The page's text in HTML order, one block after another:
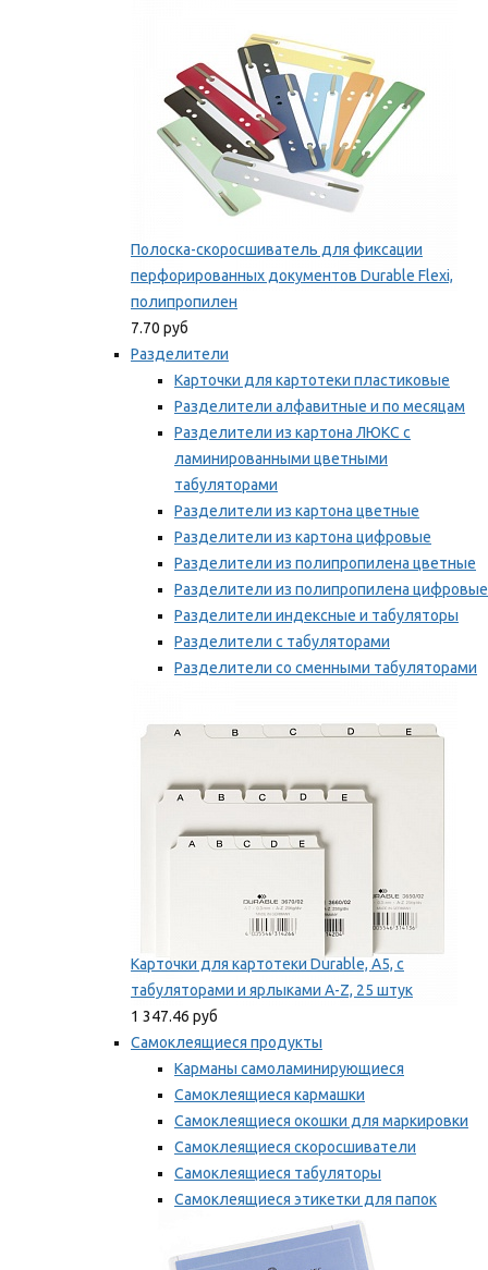
Полоска-скоросшиватель для фиксации
перфорированных документов Durable Flexi,
полипропилен
7.70 руб
Разделители
Карточки для картотеки пластиковые
Разделители алфавитные и по месяцам
Разделители из картона ЛЮКС с
ламинированными цветными
табуляторами
Разделители из картона цветные
Разделители из картона цифровые
Разделители из полипропилена цветные
Разделители из полипропилена цифровые
Разделители индексные и табуляторы
Разделители с табуляторами
Разделители со сменными табуляторами
Карточки для картотеки Durable, A5, с
табуляторами и ярлыками A-Z, 25 штук
1 347.46 руб
Самоклеящиеся продукты
Карманы самоламинирующиеся
Самоклеящиеся кармашки
Самоклеящиеся окошки для маркировки
Самоклеящиеся скоросшиватели
Самоклеящиеся табуляторы
Самоклеящиеся этикетки для папок
Таблички для маркировки
Мы рекомендуем